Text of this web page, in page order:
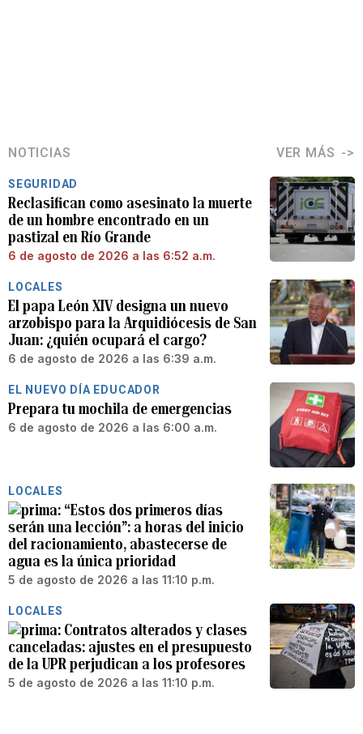
NOTICIAS VER MÁS
SEGURIDAD
Reclasifican como asesinato la muerte
de un hombre encontrado en un
pastizal en Río Grande
6 de agosto de 2026 a las 6:52 a.m.
LOCALES
El papa León XIV designa un nuevo
arzobispo para la Arquidiócesis de San
Juan: ¿quién ocupará el cargo?
6 de agosto de 2026 a las 6:39 a.m.
EL NUEVO DÍA EDUCADOR
Prepara tu mochila de emergencias
6 de agosto de 2026 a las 6:00 a.m.
LOCALES
“Estos dos primeros días
serán una lección”: a horas del inicio
del racionamiento, abastecerse de
agua es la única prioridad
5 de agosto de 2026 a las 11:10 p.m.
LOCALES
Contratos alterados y clases
canceladas: ajustes en el presupuesto
de la UPR perjudican a los profesores
5 de agosto de 2026 a las 11:10 p.m.